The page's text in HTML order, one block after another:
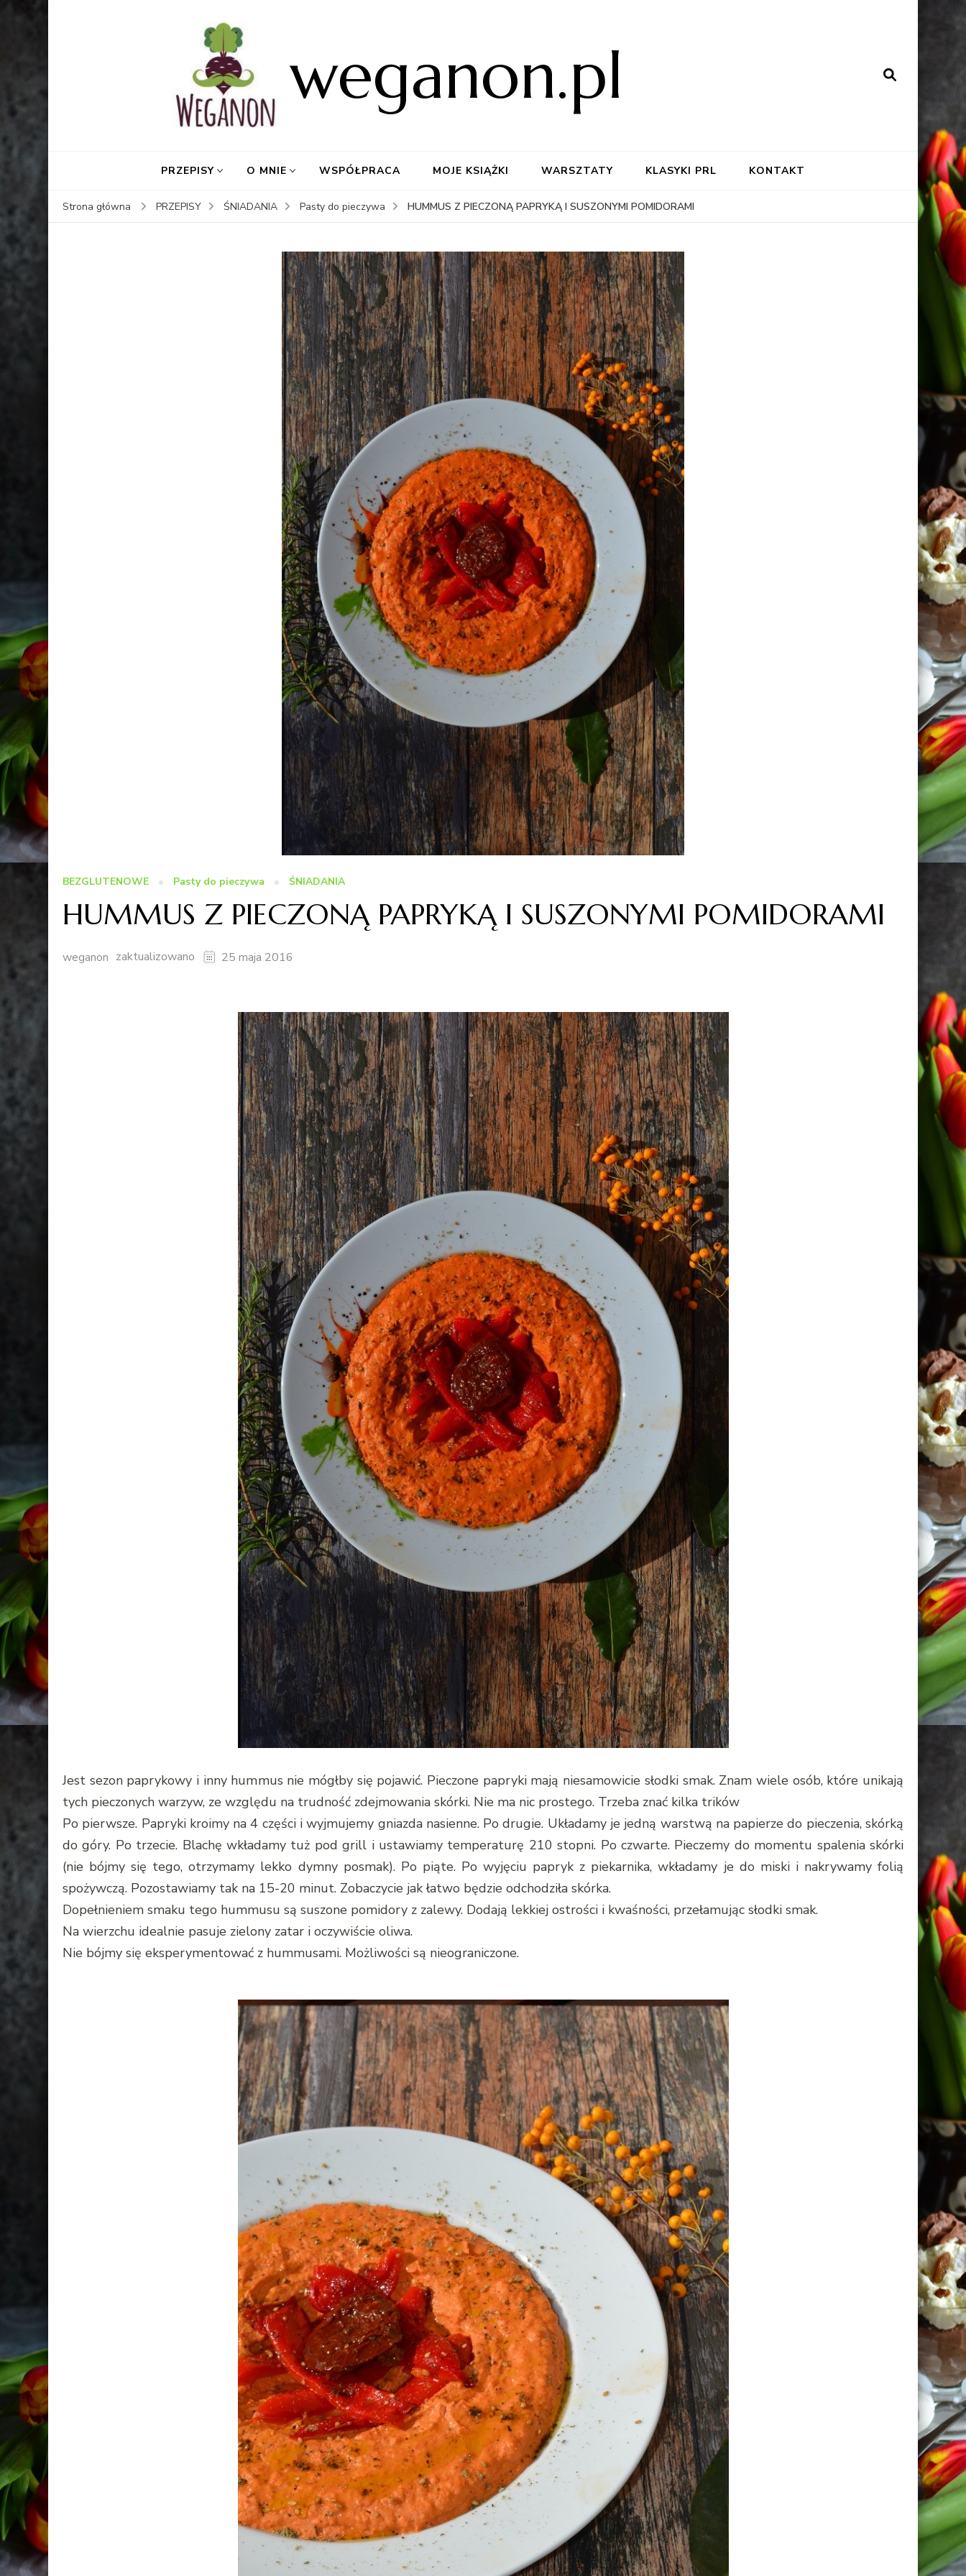
weganon.pl
PRZEPISY O MNIE WSPÓŁPRACA MOJE KSIĄŻKI WARSZTATY KLASYKI PRL KONTAKT
Strona główna PRZEPISY ŚNIADANIA Pasty do pieczywa HUMMUS Z PIECZONĄ PAPRYKĄ I SUSZONYMI POMIDORAMI
BEZGLUTENOWE Pasty do pieczywa ŚNIADANIA
HUMMUS Z PIECZONĄ PAPRYKĄ I SUSZONYMI POMIDORAMI
weganon zaktualizowano 25 maja 2016
Jest sezon paprykowy i inny hummus nie mógłby się pojawić. Pieczone papryki mają niesamowicie słodki smak. Znam wiele osób, które unikają
tych pieczonych warzyw, ze względu na trudność zdejmowania skórki. Nie ma nic prostego. Trzeba znać kilka trików
Po pierwsze. Papryki kroimy na 4 części i wyjmujemy gniazda nasienne. Po drugie. Układamy je jedną warstwą na papierze do pieczenia, skórką
do góry. Po trzecie. Blachę wkładamy tuż pod grill i ustawiamy temperaturę 210 stopni. Po czwarte. Pieczemy do momentu spalenia skórki
(nie bójmy się tego, otrzymamy lekko dymny posmak). Po piąte. Po wyjęciu papryk z piekarnika, wkładamy je do miski i nakrywamy folią
spożywczą. Pozostawiamy tak na 15-20 minut. Zobaczycie jak łatwo będzie odchodziła skórka.
Dopełnieniem smaku tego hummusu są suszone pomidory z zalewy. Dodają lekkiej ostrości i kwaśności, przełamując słodki smak.
Na wierzchu idealnie pasuje zielony zatar i oczywiście oliwa.
Nie bójmy się eksperymentować z hummusami. Możliwości są nieograniczone.